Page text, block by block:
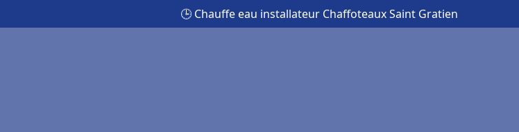
🕒 Chauffe eau installateur Chaffoteaux Saint Gratien